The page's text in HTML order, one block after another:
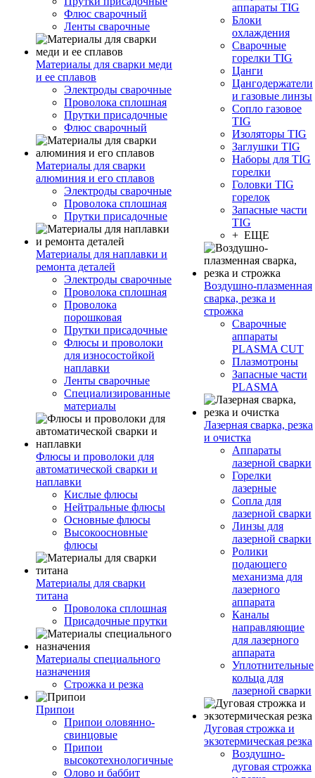
Флюс сварочный
Ленты сварочные
Материалы для сварки меди
и ее сплавов
Электроды сварочные
Проволока сплошная
Прутки присадочные
Флюс сварочный
Материалы для сварки
алюминия и его сплавов
Электроды сварочные
Проволока сплошная
Прутки присадочные
Материалы для наплавки и
ремонта деталей
Электроды сварочные
Проволока сплошная
Проволока
порошковая
Прутки присадочные
Флюсы и проволоки
для износостойкой
наплавки
Ленты сварочные
Специализированные
материалы
Флюсы и проволоки для
автоматической сварки и
наплавки
Кислые флюсы
Нейтральные флюсы
Основные флюсы
Высокоосновные
флюсы
Материалы для сварки
титана
Проволока сплошная
Присадочные прутки
Материалы специального
назначения
Строжка и резка
Припои
Припои оловянно-
свинцовые
Припои
высокотехнологичные
Олово и баббит
аппараты TIG
Блоки
охлаждения
Сварочные
горелки TIG
Цанги
Цангодержатели
и газовые линзы
Сопло газовое
TIG
Изоляторы TIG
Заглушки TIG
Наборы для TIG
горелки
Головки TIG
горелок
Запасные части
TIG
+ ЕЩЕ
Воздушно-плазменная
сварка, резка и
строжка
Сварочные
аппараты
PLASMA CUT
Плазмотроны
Запасные части
PLASMA
Лазерная сварка, резка
и очистка
Аппараты
лазерной сварки
Горелки
лазерные
Сопла для
лазерной сварки
Линзы для
лазерной сварки
Ролики
подающего
механизма для
лазерного
аппарата
Каналы
направляющие
для лазерного
аппарата
Уплотнительные
кольца для
лазерной сварки
Дуговая строжка и
экзотермическая резка
Воздушно-
дуговая строжка